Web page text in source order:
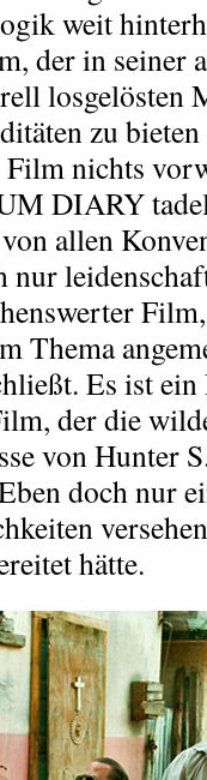
weit
der in seiner
losgelösten
zu
nichts
DIARY
allen
nur
Thema
Es ist
der die
von Hunter
doch nur
hätte.